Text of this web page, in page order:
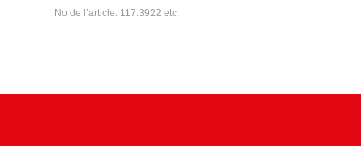
No de l’article: 117.3922 etc.